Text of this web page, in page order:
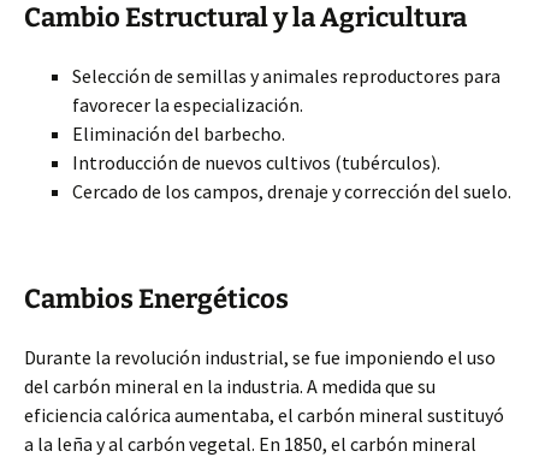
Cambio Estructural y la Agricultura
Selección de semillas y animales reproductores para
favorecer la especialización.
Eliminación del barbecho.
Introducción de nuevos cultivos (tubérculos).
Cercado de los campos, drenaje y corrección del suelo.
Cambios Energéticos
Durante la revolución industrial, se fue imponiendo el uso
del carbón mineral en la industria. A medida que su
eficiencia calórica aumentaba, el carbón mineral sustituyó
a la leña y al carbón vegetal. En 1850, el carbón mineral